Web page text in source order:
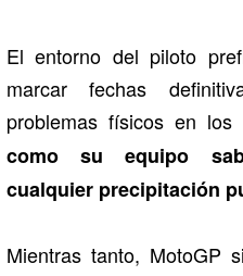
El entorno del piloto
marcar fechas
problemas físicos en los
como su equipo
cualquier precipitación
Mientras tanto, MotoGP